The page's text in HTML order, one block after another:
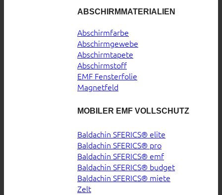
ABSCHIRMMATERIALIEN
Abschirmfarbe
Abschirmgewebe
Abschirmtapete
Abschirmstoff
EMF Fensterfolie
Magnetfeld
MOBILER EMF VOLLSCHUTZ
Baldachin SFERICS® elite
Baldachin SFERICS® pro
Baldachin SFERICS® emf
Baldachin SFERICS® budget
Baldachin SFERICS® miete
Zelt